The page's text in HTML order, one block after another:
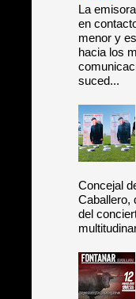
La
en
menor y
hacia los
suced...
Concejal
Caballero,
del